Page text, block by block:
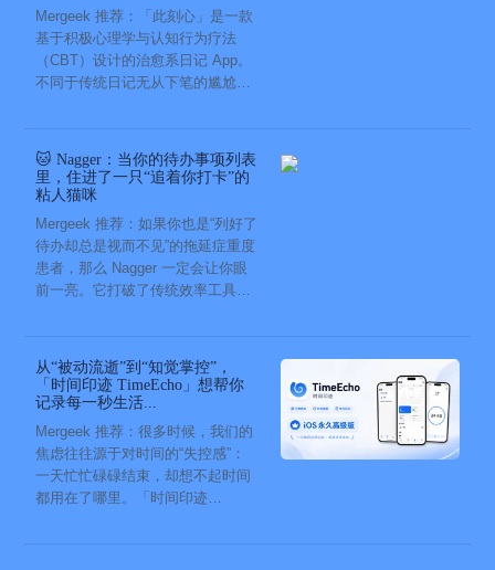
Mergeek 推荐：「此刻心」是一款
基于积极心理学与认知行为疗法
（CBT）设计的治愈系日记 App。
不同于传统日记无从下笔的尴尬，
🐱 Nagger：当你的待办事项列表
里，住进了一只“追着你打卡”的
粘人猫咪
Mergeek 推荐：如果你也是“列好了
待办却总是视而不见”的拖延症重度
患者，那么 Nagger 一定会让你眼
前一亮。它打破了传统效率工具冰
从“被动流逝”到“知觉掌控”，
「时间印迹 TimeEcho」想帮你
记录每一秒生活...
Mergeek 推荐：很多时候，我们的
焦虑往往源于对时间的“失控感”：
一天忙忙碌碌结束，却想不起时间
都用在了哪里。「时间印迹